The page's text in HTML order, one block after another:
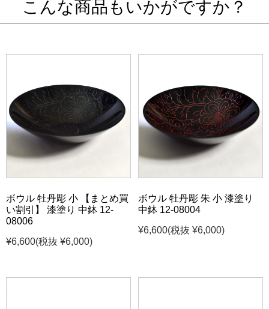
こんな商品もいかがですか？
ボウル 牡丹彫 小 【まとめ買
い割引】 漆塗り 中鉢 12-
08006
¥6,600(税抜 ¥6,000)
ボウル 牡丹彫 朱 小 漆塗り
中鉢 12-08004
¥6,600(税抜 ¥6,000)